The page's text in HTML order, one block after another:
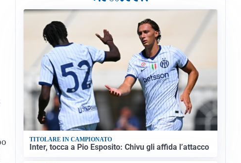
TITOLARE IN CAMPIONATO
Inter, tocca a Pio Esposito: Chivu gli affida l’attacco